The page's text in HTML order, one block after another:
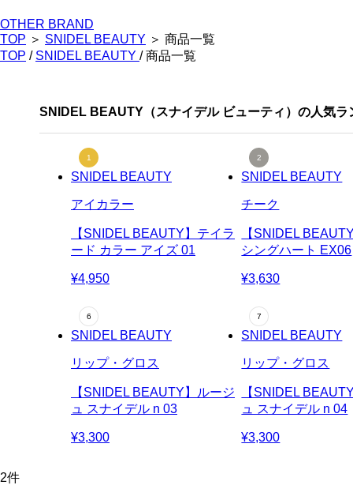
OTHER BRAND
TOP ＞ SNIDEL BEAUTY ＞ 商品一覧
TOP / SNIDEL BEAUTY / 商品一覧
SNIDEL BEAUTY（スナイデル ビューティ）の人気ラ
SNIDEL BEAUTY
アイカラー
【SNIDEL BEAUTY】テイラ
ード カラー アイズ 01
¥4,950
SNIDEL BEAUTY
チーク
【SNIDEL
シングハート EX06
¥3,630
SNIDEL BEAUTY
リップ・グロス
【SNIDEL BEAUTY】ルージ
ュ スナイデル n 03
¥3,300
SNIDEL BEAUTY
リップ・グロス
【SNIDEL
ュ スナイデル n 04
¥3,300
2件